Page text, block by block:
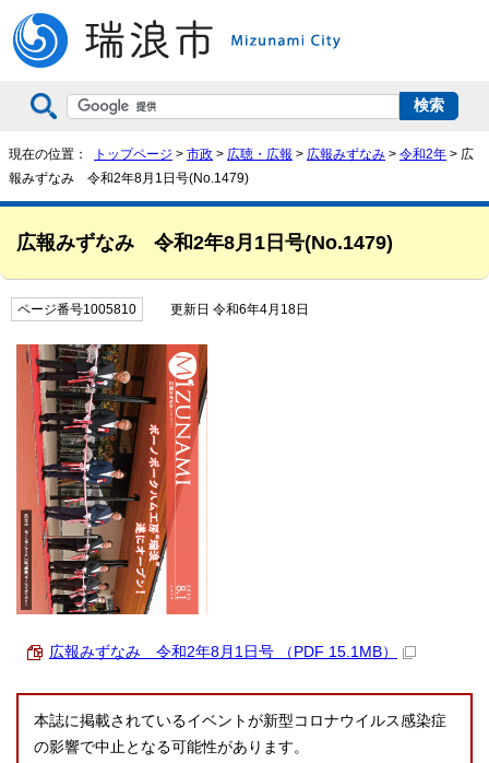
現在の位置： トップページ > 市政 > 広聴・広報 > 広報みずなみ > 令和2年 > 広
報みずなみ 令和2年8月1日号(No.1479)
広報みずなみ 令和2年8月1日号(No.1479)
ページ番号1005810 更新日 令和6年4月18日
広報みずなみ 令和2年8月1日号 （PDF 15.1MB）
本誌に掲載されているイベントが新型コロナウイルス感染症
の影響で中止となる可能性があります。